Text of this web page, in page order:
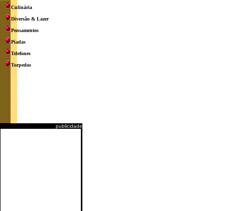
Culinária
Diversão & Lazer
Pensamentos
Piadas
Telefones
Torpedos
publicidade